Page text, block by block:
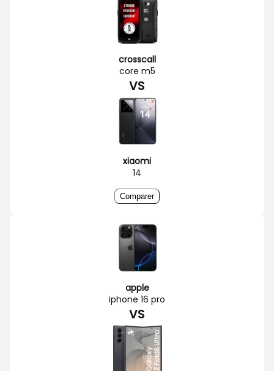
crosscall
core m5
VS
xiaomi
14
Comparer
apple
iphone 16 pro
VS